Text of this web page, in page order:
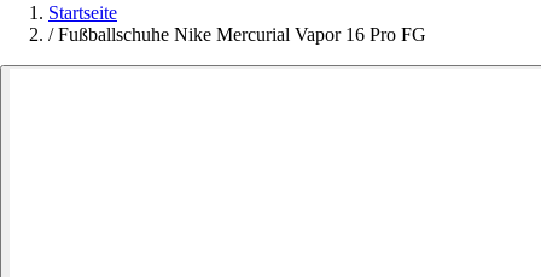
Startseite
/ Fußballschuhe Nike Mercurial Vapor 16 Pro FG